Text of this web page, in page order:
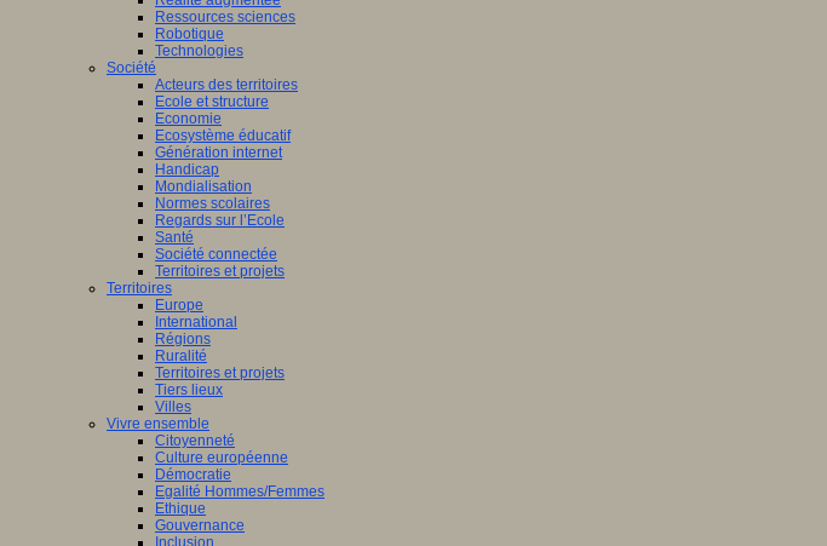
Ressources sciences
Robotique
Technologies
Société
Acteurs des territoires
Ecole et structure
Economie
Ecosystème éducatif
Génération internet
Handicap
Mondialisation
Normes scolaires
Regards sur l’Ecole
Santé
Société connectée
Territoires et projets
Territoires
Europe
International
Régions
Ruralité
Territoires et projets
Tiers lieux
Villes
Vivre ensemble
Citoyenneté
Culture européenne
Démocratie
Egalité Hommes/Femmes
Ethique
Gouvernance
Inclusion